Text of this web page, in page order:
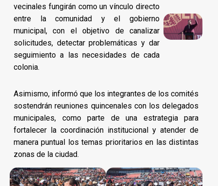
vecinales fungirán como un vínculo directo
entre la comunidad y el gobierno
municipal, con el objetivo de canalizar
solicitudes, detectar problemáticas y dar
seguimiento a las necesidades de cada
colonia.
Asimismo, informó que los integrantes de los comités
sostendrán reuniones quincenales con los delegados
municipales, como parte de una estrategia para
fortalecer la coordinación institucional y atender de
manera puntual los temas prioritarios en las distintas
zonas de la ciudad.